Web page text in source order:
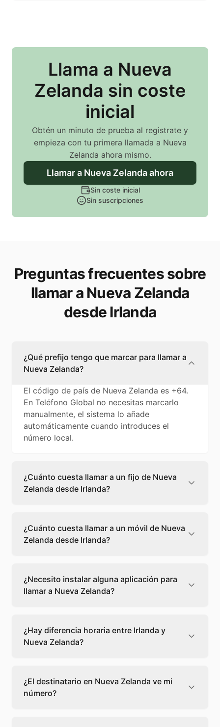
Llama a Nueva
Zelanda sin coste
inicial
Obtén un minuto de prueba al registrate y
empieza con tu primera llamada a Nueva
Zelanda ahora mismo.
Llamara Nueva Zelandaahora
Sin coste inicial
Sin suscripciones
Preguntas frecuentes sobre
llamar a Nueva Zelanda
desde Irlanda
¿Qué prefijo tengo que marcar para llamar a
Nueva Zelanda?
El código de país de Nueva Zelanda es +64.
En Teléfono Global no necesitas marcarlo
manualmente, el sistema lo añade
automáticamente cuando introduces el
número local.
¿Cuánto cuesta llamar a un fijo de Nueva
Zelanda desde Irlanda?
Irlanda cuesta 0,05 €/min con Teléfono
Global. Verás el precio exacto antes de
marcar para que sepas qué vas a gastar.
¿Cuánto cuesta llamar a un móvil de Nueva
Zelanda desde Irlanda?
Irlanda cuesta 0,14 €/min con Teléfono Global.
Pagas solo los minutos que hablas, sin cuotas
ni permanencia.
¿Necesito instalar alguna aplicación para
llamar a Nueva Zelanda?
desde tu navegador web. Solo necesitas una
conexión a internet y podrás llamar
directamente a Nueva Zelanda.
¿Hay diferencia horaria entre Irlanda y
Nueva Zelanda?
momentopara llamar a a Nueva Zelanda.
¿El destinatario en Nueva Zelanda ve mi
número?